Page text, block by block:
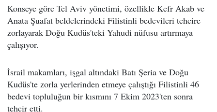
Konseye göre Tel Aviv yönetimi, özellikle Kefr Akab ve
Anata Şuafat beldelerindeki Filistinli bedevileri tehcire
zorlayarak Doğu Kudüs'teki Yahudi nüfusu artırmaya
çalışıyor.
İsrail makamları, işgal altındaki Batı Şeria ve Doğu
Kudüs'te zorla yerlerinden etmeye çalıştığı Filistinli 46
bedevi topluluğun bir kısmını 7 Ekim 2023'ten sonra
tehcir etti.